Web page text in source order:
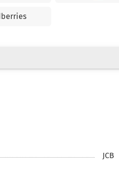
JCB